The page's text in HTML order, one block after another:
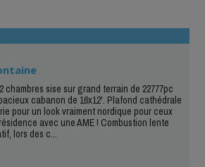
chambres sise sur grand terrain de 22777pc
cabanon de 16x12'. Plafond cathédrale
pour un look vraiment nordique pour ceux
avec une AME ! Combustion lente
lors des c...